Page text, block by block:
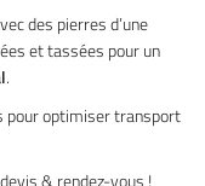
des pierres d’une
et tassées pour un
.
pour optimiser transport